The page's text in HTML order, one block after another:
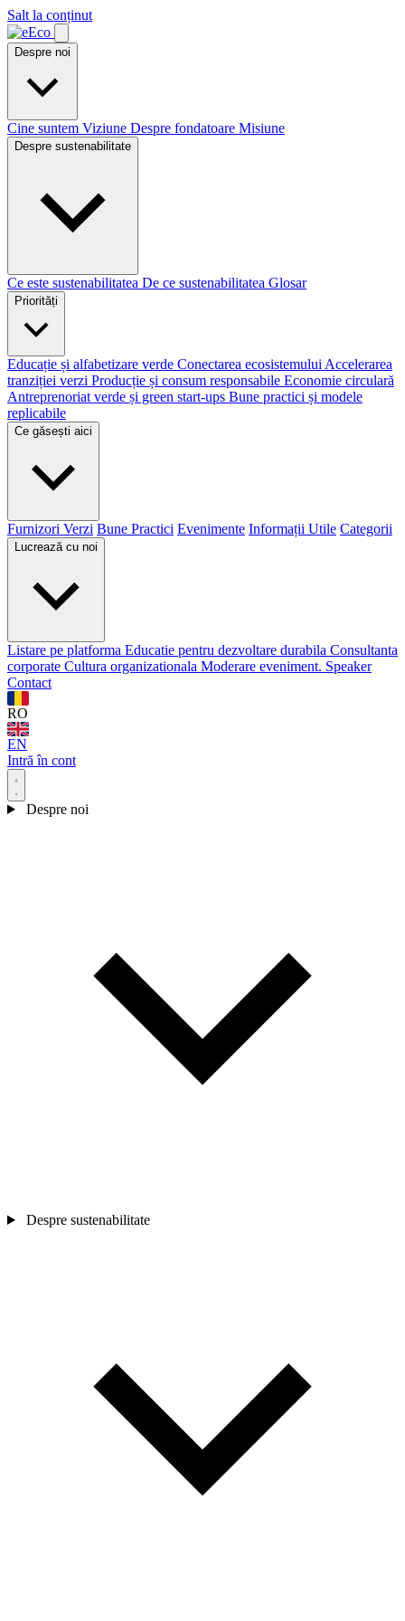
Salt la conținut
Despre noi
Cine suntem Viziune Despre fondatoare Misiune
Despre sustenabilitate
Ce este sustenabilitatea De ce sustenabilitatea Glosar
Priorități
Educație și alfabetizare verde Conectarea ecosistemului Accelerarea
tranziției verzi Producție și consum responsabile Economie circulară
Antreprenoriat verde și green start-ups Bune practici și modele
replicabile
Ce găsești aici
Furnizori Verzi Bune Practici Evenimente Informații Utile Categorii
Lucrează cu noi
Listare pe platforma Educatie pentru dezvoltare durabila Consultanta
corporate Cultura organizationala Moderare eveniment. Speaker
Contact
RO
EN
Intră în cont
Despre noi
Despre sustenabilitate